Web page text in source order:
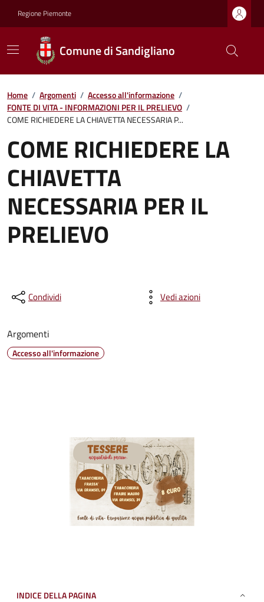
Regione Piemonte
Comune di Sandigliano
Home / Argomenti / Accesso all'informazione /
FONTE DI VITA - INFORMAZIONI PER IL PRELIEVO /
COME RICHIEDERE LA CHIAVETTA NECESSARIA P...
COME RICHIEDERE LA
CHIAVETTA
NECESSARIA PER IL
PRELIEVO
Condividi Vedi azioni
Argomenti
Accesso all'informazione
INDICE DELLA PAGINA